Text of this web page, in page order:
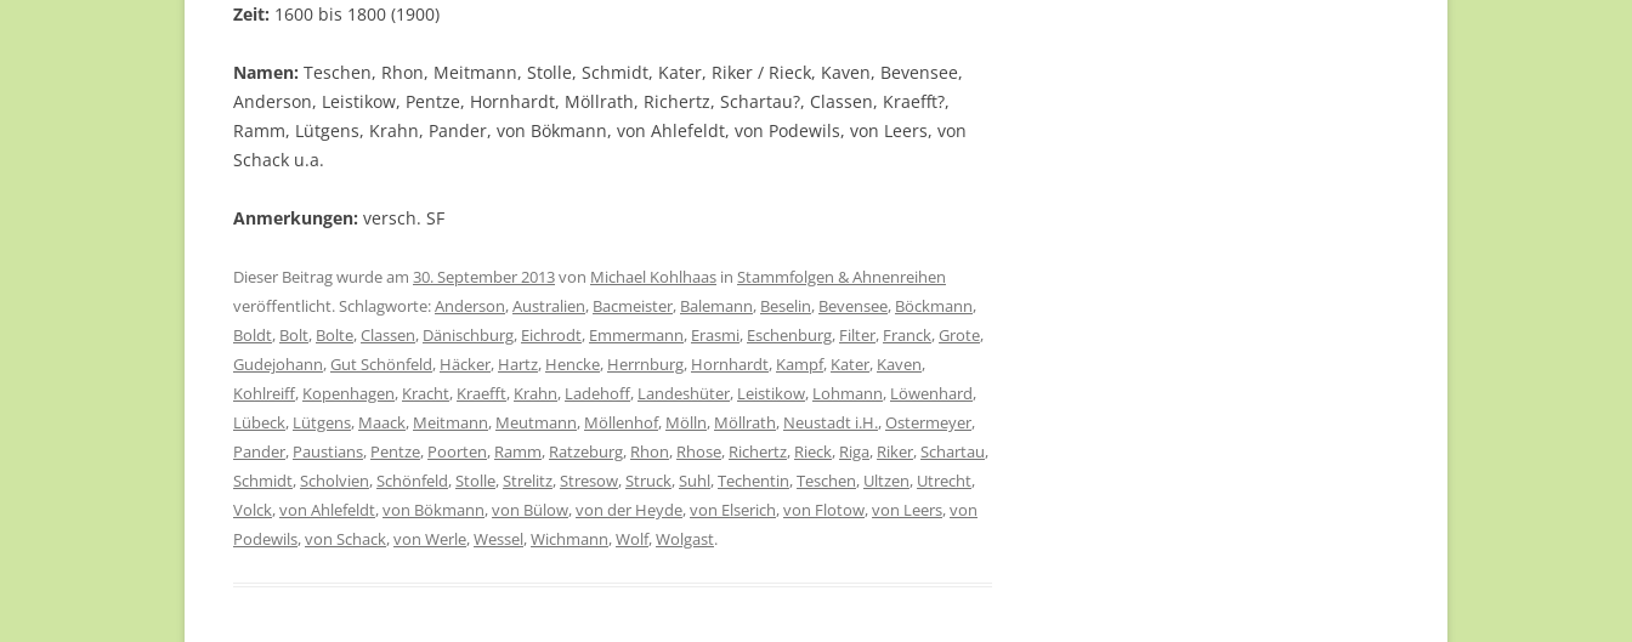
Zeit: 1600 bis 1800 (1900)
Namen: Teschen, Rhon, Meitmann, Stolle, Schmidt, Kater, Riker / Rieck, Kaven, Bevensee,
Anderson, Leistikow, Pentze, Hornhardt, Möllrath, Richertz, Schartau?, Classen, Kraefft?,
Ramm, Lütgens, Krahn, Pander, von Bökmann, von Ahlefeldt, von Podewils, von Leers, von
Schack u.a.
Anmerkungen: versch. SF
Dieser Beitrag wurde am 30. September 2013von Michael Kohlhaas in Stammfolgen & Ahnenreihen
veröffentlicht. Schlagworte:Anderson,Australien, Bacmeister, Balemann, Beselin, Bevensee, Böckmann,
Boldt, Bolt, Bolte,Classen, Dänischburg, Eichrodt, Emmermann, Erasmi, Eschenburg, Filter, Franck,Grote,
Gudejohann,Gut Schönfeld, Häcker, Hartz, Hencke, Herrnburg, Hornhardt, Kampf, Kater, Kaven,
Kohlreiff, Kopenhagen, Kracht, Kraefft, Krahn, Ladehoff, Landeshüter, Leistikow, Lohmann, Löwenhard,
Lübeck, Lütgens, Maack, Meitmann, Meutmann, Möllenhof, Mölln, Möllrath, Neustadt i.H.,Ostermeyer,
Pander, Paustians, Pentze, Poorten, Ramm, Ratzeburg, Rhon, Rhose, Richertz, Rieck, Riga, Riker,Schartau,
Schmidt,Scholvien,Schönfeld,Stolle,Strelitz,Stresow,Struck,Suhl,Techentin,Teschen, Ultzen, Utrecht,
Volck,von Ahlefeldt,von Bökmann,von Bülow,von der Heyde,von Elserich,von Flotow,von Leers,von
Podewils,von Schack,von Werle,Wessel,Wichmann,Wolf,Wolgast.